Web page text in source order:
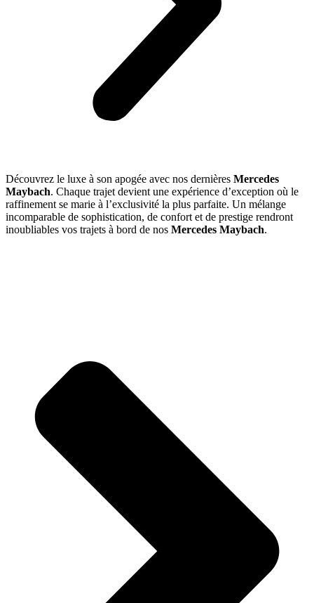
Découvrez le luxe à son apogée avec nos dernières Mercedes
Maybach. Chaque trajet devient une expérience d’exception où le
raffinement se marie à l’exclusivité la plus parfaite. Un mélange
incomparable de sophistication, de confort et de prestige rendront
inoubliables vos trajets à bord de nos Mercedes Maybach.